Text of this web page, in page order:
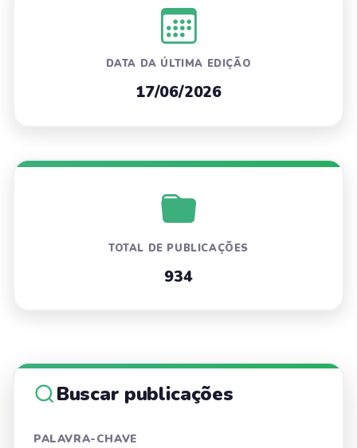
DATA DA ÚLTIMA EDIÇÃO
17/06/2026
TOTAL DE PUBLICAÇÕES
934
Buscar publicações
PALAVRA-CHAVE